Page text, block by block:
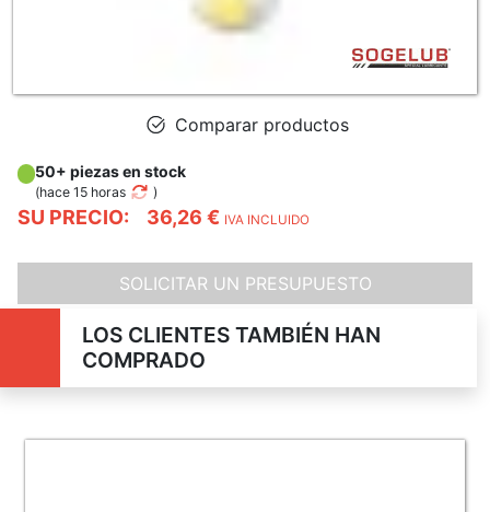
Comparar productos
SU PRECIO: 36,26 € IVA INCLUIDO
50+ piezas en stock
(hace 15 horas )
SOLICITAR UN PRESUPUESTO
LOS CLIENTES TAMBIÉN HAN
COMPRADO